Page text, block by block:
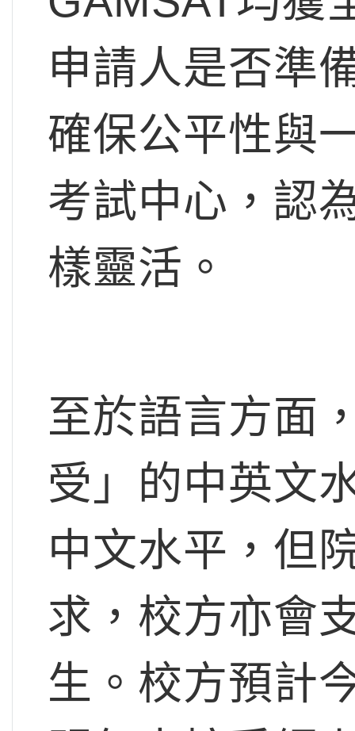
申請人是否準
確保公平性與
考試中心，認
樣靈活。
至於語言方面
受」的中英文
中文水平，但
求，校方亦會
生。校方預計